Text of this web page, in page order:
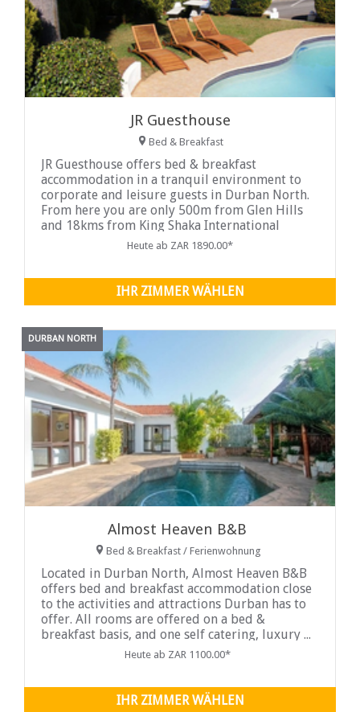
JR Guesthouse
Bed & Breakfast
JR Guesthouse offers bed & breakfast
accommodation in a tranquil environment to
corporate and leisure guests in Durban North.
From here you are only 500m from Glen Hills
and 18kms from King Shaka International
Airport. There are...Heute ab ZAR 1890.00*
IHR ZIMMER WÄHLEN
DURBAN NORTH
Almost Heaven B&B
Bed & Breakfast / Ferienwohnung
Located in Durban North, Almost Heaven B&B
offers bed and breakfast accommodation close
to the activities and attractions Durban has to
offer. All rooms are offered on a bed &
breakfast basis, and one self catering, luxury ...
Heute ab ZAR 1100.00*
IHR ZIMMER WÄHLEN